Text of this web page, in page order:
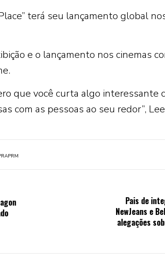
terá seu lançamento global
e o lançamento nos cinemas
que você curta algo interessante
com as pessoas ao seu redor”,
RAPRM
Pais de
NewJeans e
alegações